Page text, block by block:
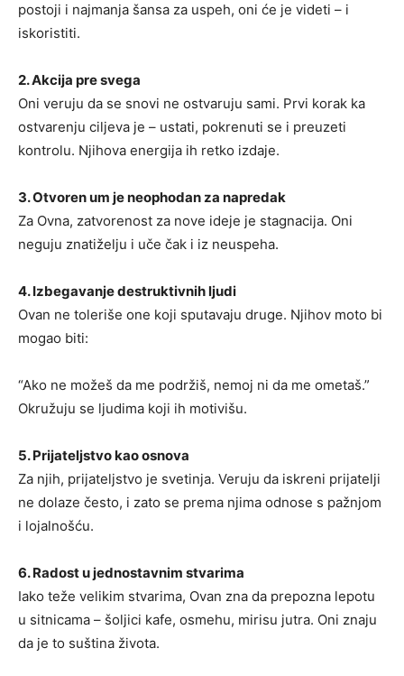
postoji i najmanja šansa za uspeh, oni će je videti – i
iskoristiti.
2. Akcija pre svega
Oni veruju da se snovi ne ostvaruju sami. Prvi korak ka
ostvarenju ciljeva je – ustati, pokrenuti se i preuzeti
kontrolu. Njihova energija ih retko izdaje.
3. Otvoren um je neophodan za napredak
Za Ovna, zatvorenost za nove ideje je stagnacija. Oni
neguju znatiželju i uče čak i iz neuspeha.
4. Izbegavanje destruktivnih ljudi
Ovan ne toleriše one koji sputavaju druge. Njihov moto bi
mogao biti:
“Ako ne možeš da me podržiš, nemoj ni da me ometaš.”
Okružuju se ljudima koji ih motivišu.
5. Prijateljstvo kao osnova
Za njih, prijateljstvo je svetinja. Veruju da iskreni prijatelji
ne dolaze često, i zato se prema njima odnose s pažnjom
i lojalnošću.
6. Radost u jednostavnim stvarima
Iako teže velikim stvarima, Ovan zna da prepozna lepotu
u sitnicama – šoljici kafe, osmehu, mirisu jutra. Oni znaju
da je to suština života.